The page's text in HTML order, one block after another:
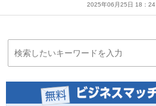
2025年06月25日 18：24